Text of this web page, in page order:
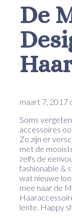
De
maart 7, 2017
Soms
accessoires
Zo zijn er
met de
zelfs de
fashionable &
wat nieuwe
mee naar de
lente. Happy